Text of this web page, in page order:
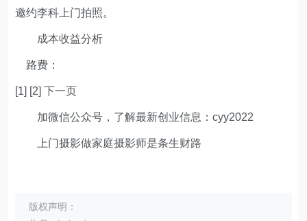
邀约李科上门拍照。
成本收益分析
路费：
[1] [2] 下一页
加微信公众号，了解最新创业信息：cyy2022
上门摄影做家庭摄影师是条生财路
版权声明：